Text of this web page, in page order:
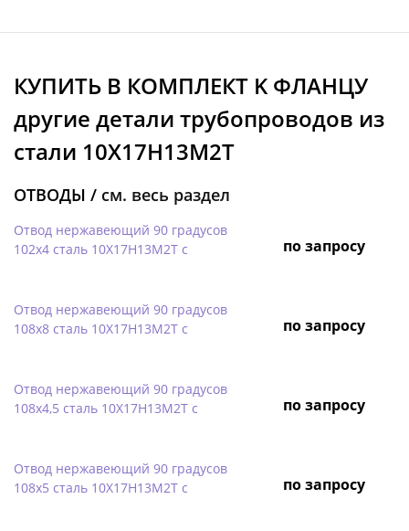
КУПИТЬ В КОМПЛЕКТ K ФЛАНЦУ
другие детали трубопроводов из
стали 10Х17Н13М2Т
ОТВОДЫ / см. весь раздел
Отвод нержавеющий 90 градусов
102х4 сталь 10Х17Н13М2Т с
по запросу
Отвод нержавеющий 90 градусов
108х8 сталь 10Х17Н13М2Т с
по запросу
Отвод нержавеющий 90 градусов
108х4,5 сталь 10Х17Н13М2Т с
по запросу
Отвод нержавеющий 90 градусов
108х5 сталь 10Х17Н13М2Т с
по запросу